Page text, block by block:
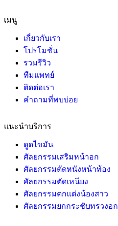
เมนู
เกี่ยวกับเรา
โปรโมชั่น
รวมรีวิว
ทีมแพทย์
ติดต่อเรา
คำถามที่พบบ่อย
แนะนำบริการ
ดูดไขมัน
ศัลยกรรมเสริมหน้าอก
ศัลยกรรมตัดหนังหน้าท้อง
ศัลยกรรมตัดเหนียง
ศัลยกรรมตกแต่งน้องสาว
ศัลยกรรมยกกระชับทรวงอก